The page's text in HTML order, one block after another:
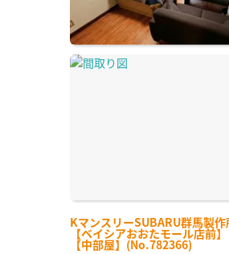
KマンスリーSUBARU群馬製
【ベイシアおおたモール店前
【中部屋】(No.782366)